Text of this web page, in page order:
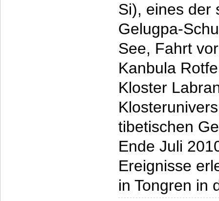
Si), eines der
Gelugpa-
See, Fahrt
Kanbula
Kloster
tibetischen
Ende Juli
Ereignisse
in Tongren in